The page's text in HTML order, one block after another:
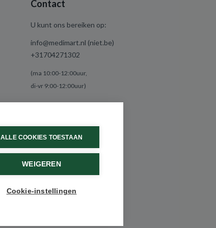
Contact
U kunt ons bereiken op:
info@medimart.nl (niet.be)
+31704271302
(ma 10:00-12:00uur,
di-vr 9:00-12:00uur)
ALLE COOKIES TOESTAAN
WEIGEREN
Cookie-instellingen